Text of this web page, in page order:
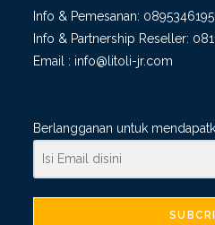
Info & Pemesanan:
Info & Partnership Reseller:
Email : info@litoli-jr.com
Berlangganan untuk